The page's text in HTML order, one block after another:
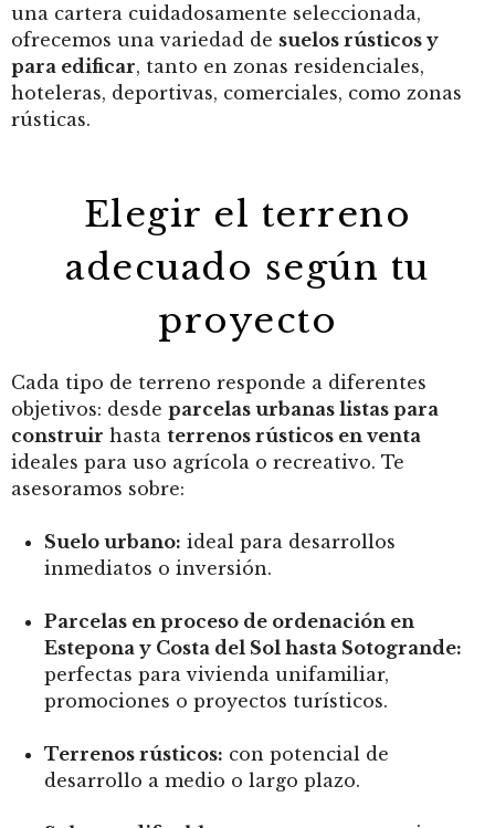
una cartera cuidadosamente seleccionada,
ofrecemos una variedad de suelos rústicos y
para edificar, tanto en zonas residenciales,
hoteleras, deportivas, comerciales, como zonas
rústicas.
Elegir el terreno
adecuado según tu
proyecto
Cada tipo de terreno responde a diferentes
objetivos: desde parcelas urbanas listas para
construir hasta terrenos rústicos en venta
ideales para uso agrícola o recreativo. Te
asesoramos sobre:
Suelo urbano: ideal para desarrollos
inmediatos o inversión.
Parcelas en proceso de ordenación en
Estepona y Costa del Sol hasta Sotogrande:
perfectas para vivienda unifamiliar,
promociones o proyectos turísticos.
Terrenos rústicos: con potencial de
desarrollo a medio o largo plazo.